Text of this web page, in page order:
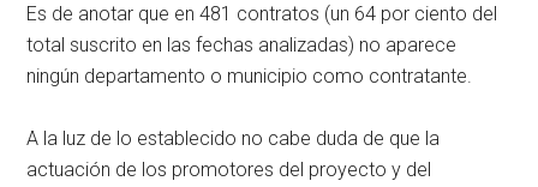
Es de anotar que en 481 contratos (un 64 por ciento del
total suscrito en las fechas analizadas) no aparece
ningún departamento o municipio como contratante.
A la luz de lo establecido no cabe duda de que la
actuación de los promotores del proyecto y del